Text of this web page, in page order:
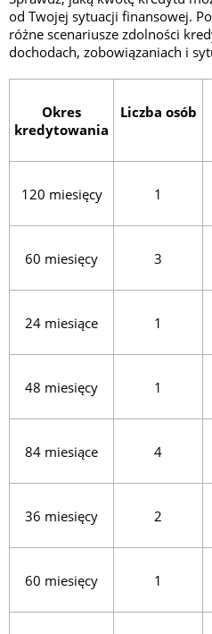
od Twojej sytuacji finansowej.
różne scenariusze zdolności
dochodach, zobowiązaniach i
Okres
kredytowania
Liczba osób
120 miesięcy 1
60 miesięcy 3
24 miesiące 1
48 miesięcy 1
84 miesiące 4
36 miesięcy 2
60 miesięcy 1